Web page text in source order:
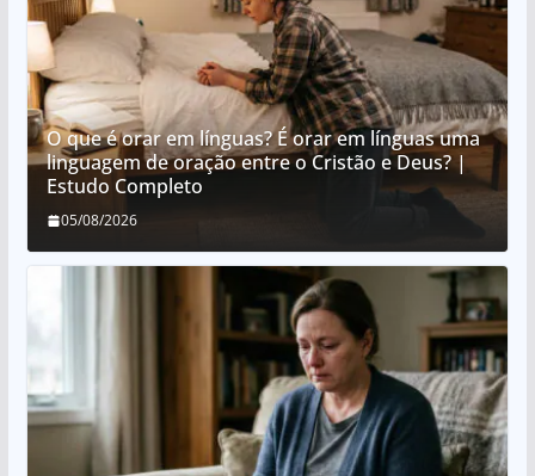
O que é orar em línguas? É orar em línguas uma
linguagem de oração entre o Cristão e Deus? |
Estudo Completo
05/08/2026